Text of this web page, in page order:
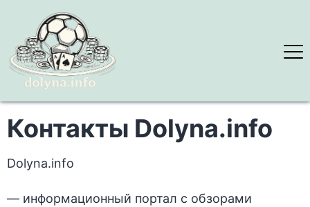
Контакты Dolyna.info
Dolyna.info
— информационный портал с обзорами